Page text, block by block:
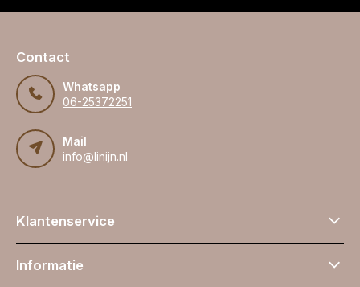
Contact
Whatsapp
06-25372251
Mail
info@linijn.nl
Klantenservice
Informatie